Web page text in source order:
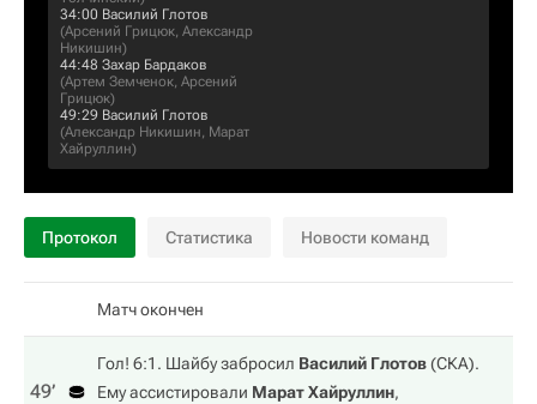
34:00 Василий Глотов
(Арсений Грицюк, Александр
Никишин)
44:48 Захар Бардаков
(Артем Земченок, Арсений
Грицюк)
49:29 Василий Глотов
(Александр Никишин, Марат
Хайруллин)
Протокол Статистика Новости команд
Матч окончен
49‎’‎
Гол! 6:1. Шайбу забросил Василий Глотов(СКА).
Ему ассистировали Марат Хайруллин,